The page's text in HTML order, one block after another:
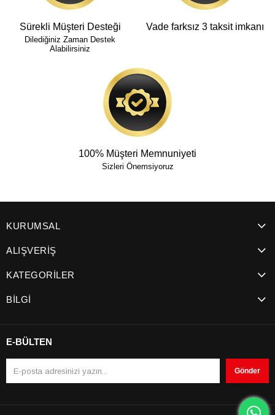
Sürekli Müşteri Desteği
Dilediğiniz Zaman Destek
Alabilirsiniz
Vade farksız 3 taksit imkanı
100% Müşteri Memnuniyeti
Sizleri Önemsiyoruz
KURUMSAL
ALIŞVERİŞ
KATEGORİLER
BİLGİ
E-BÜLTEN
Gönder